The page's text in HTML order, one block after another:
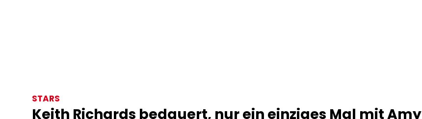
STARS
Keith Richards bedauert, nur ein einziges Mal mit Amy